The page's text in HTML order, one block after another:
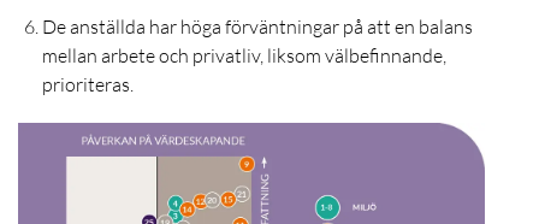
De anställda har höga förväntningar på att en balans
mellan arbete och privatliv, liksom välbefinnande,
prioriteras.